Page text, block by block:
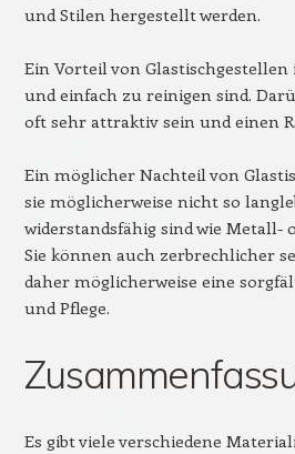
und Stilen hergestellt werden.
Ein Vorteil von Glastischgestellen
und einfach zu reinigen sind.
oft sehr attraktiv sein und einen
Ein möglicher Nachteil von
sie möglicherweise nicht so
widerstandsfähig sind wie Metall-
Sie können auch zerbrechlicher
daher möglicherweise eine
und Pflege.
Es gibt viele verschiedene